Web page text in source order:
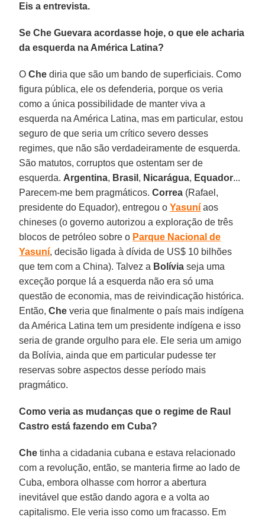
Eis a entrevista.
Se Che Guevara acordasse hoje, o que ele acharia
da esquerda na América Latina?
OChe diria que são um bando de superficiais. Como
figura pública, ele os defenderia, porque os veria
como a única possibilidade de manter viva a
esquerda na América Latina, mas em particular, estou
seguro de que seria um crítico severo desses
regimes, que não são verdadeiramente de esquerda.
São matutos, corruptos que ostentam ser de
esquerda. Argentina, Brasil , Nicarágua, Equador...
Parecem-me bem pragmáticos.Correa (Rafael,
presidente do Equador), entregou oYasuní aos
chineses (o governo autorizou a exploração de três
blocos de petróleo sobre o Parque Nacional de
Yasuní, decisão ligada à dívida de US$ 10 bilhões
que tem com a China). Talvez a Bolívia seja uma
exceção porque lá a esquerda não era só uma
questão de economia, mas de reivindicação histórica.
Então,Che veria que finalmente o país mais indígena
da América Latina tem um presidente indígena e isso
seria de grande orgulho para ele. Ele seria um amigo
da Bolívia, ainda que em particular pudesse ter
reservas sobre aspectos desse período mais
pragmático.
Como veria as mudanças que o regime de Raul
Castro está fazendo em Cuba?
Che tinha a cidadania cubana e estava relacionado
com a revolução, então, se manteria firme ao lado de
Cuba, embora olhasse com horror a abertura
inevitável que estão dando agora e a volta ao
capitalismo. Ele veria isso como um fracasso. Em